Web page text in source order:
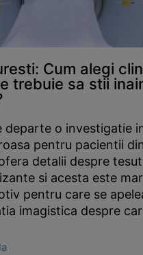
Cum alegi
trebuie sa stii
departe o investigatie
pentru pacientii
detalii despre
si acesta este
pentru care se
imagistica despre